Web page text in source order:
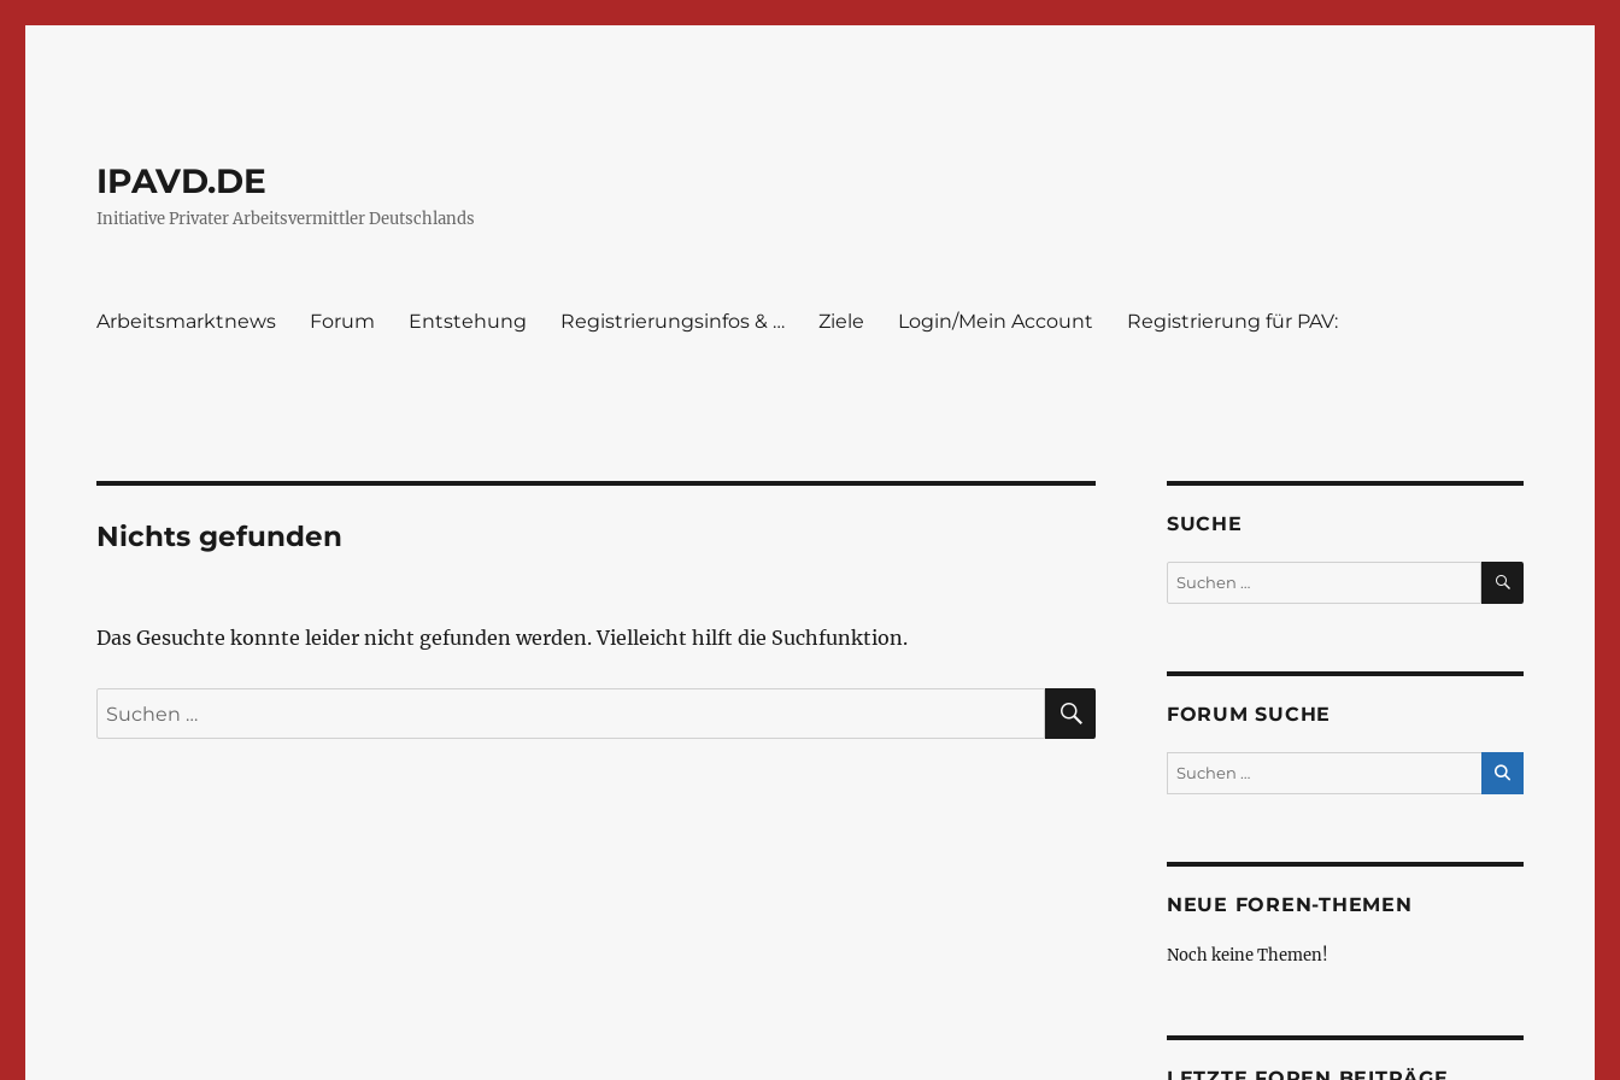
IPAVD.DE
Initiative Privater Arbeitsvermittler Deutschlands
Arbeitsmarktnews Forum Entstehung Registrierungsinfos & … Ziele Login/Mein Account Registrierung für PAV:
Nichts gefunden
Das Gesuchte konnte leider nicht gefunden werden. Vielleicht hilft die Suchfunktion.
Suchen
nach:
SUCHEN
SUCHE
Suchen
nach:
SUCHEN
FORUM SUCHE
NEUE FOREN-THEMEN
Noch keine Themen!